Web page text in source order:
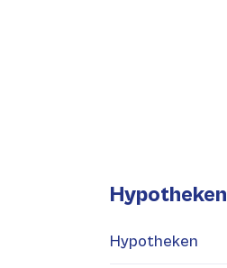
Hypotheken
Hypotheken